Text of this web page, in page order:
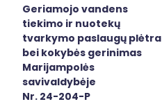
Geriamojo vandens
tiekimo ir nuotekų
tvarkymo paslaugų plėtra
bei kokybės gerinimas
Marijampolės
savivaldybėje
Nr. 24-204-P